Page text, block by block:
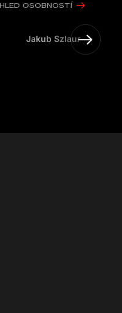
OSOBNOSTÍ
Jakub Szlaur